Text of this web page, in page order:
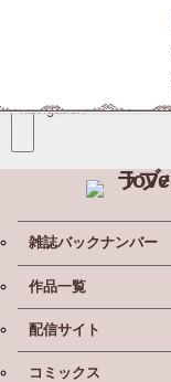
navigation
雑誌バックナンバー
作品一覧
配信サイト
コミックス